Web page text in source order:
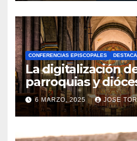
CONFERENCIAS EPISCOPALES
La digitalización
parroquias y
realidad ya para
la Iglesia
6 MARZO, 2025 JOSE